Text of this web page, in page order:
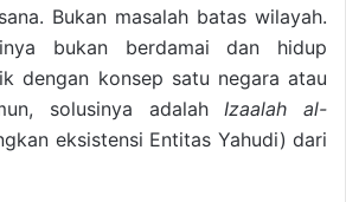
Bukan masalah batas wilayah.
bukan berdamai dan hidup
dengan konsep satu negara atau
solusinya adalahIzaalah al-
eksistensi Entitas Yahudi) dari